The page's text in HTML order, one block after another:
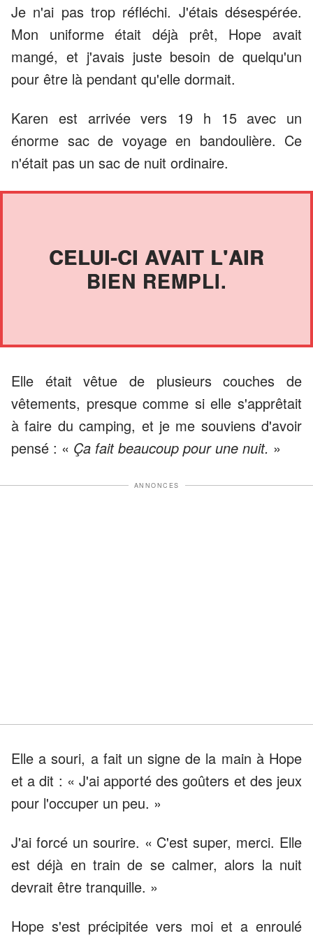
Je n'ai pas trop réfléchi. J'étais désespérée.
Mon uniforme était déjà prêt, Hope avait
mangé, et j'avais juste besoin de quelqu'un
pour être là pendant qu'elle dormait.
Karen est arrivée vers 19 h 15 avec un
énorme sac de voyage en bandoulière. Ce
n'était pas un sac de nuit ordinaire.
CELUI-CI AVAIT L'AIR
BIEN REMPLI.
Elle était vêtue de plusieurs couches de
vêtements, presque comme si elle s'apprêtait
à faire du camping, et je me souviens d'avoir
pensé : « Ça fait beaucoup pour une nuit. »
ANNONCES
Elle a souri, a fait un signe de la main à Hope
et a dit : « J'ai apporté des goûters et des jeux
pour l'occuper un peu. »
J'ai forcé un sourire. « C'est super, merci. Elle
est déjà en train de se calmer, alors la nuit
devrait être tranquille. »
Hope s'est précipitée vers moi et a enroulé